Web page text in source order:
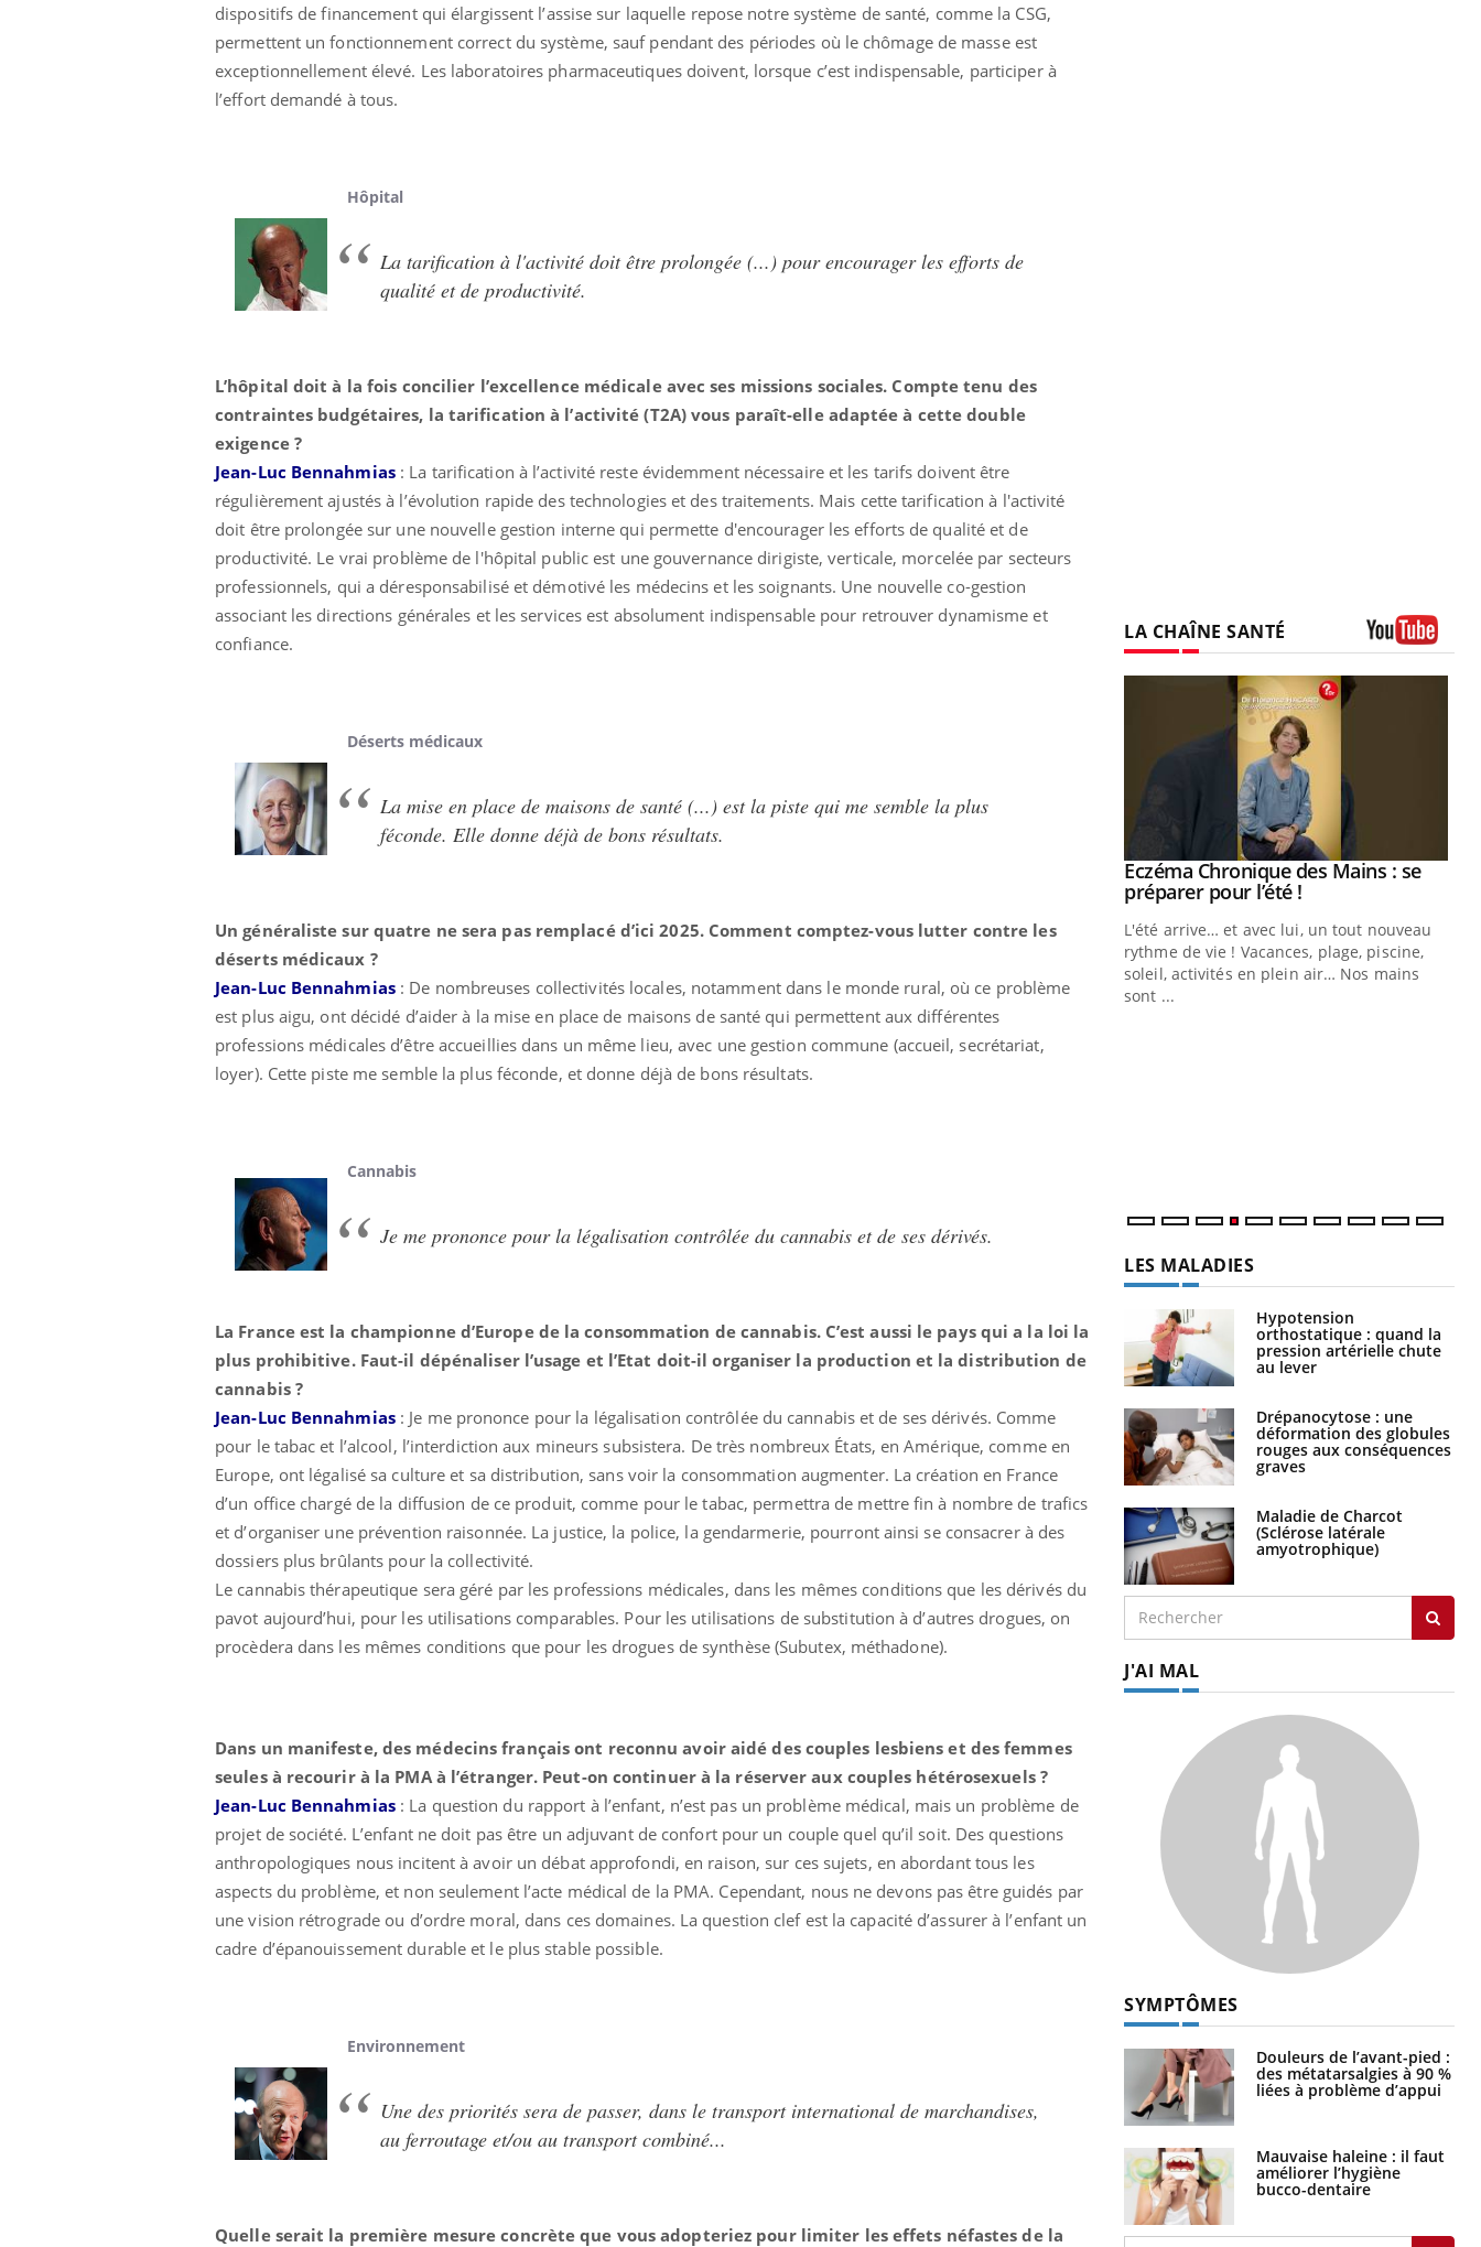
dispositifs de financement qui élargissent l’assise sur laquelle repose notre système de santé, comme la CSG,
permettent un fonctionnement correct du système, sauf pendant des périodes où le chômage de masse est
exceptionnellement élevé. Les laboratoires pharmaceutiques doivent, lorsque c’est indispensable, participer à
l’effort demandé à tous.
Hôpital
La tarification à l'activité doit être prolongée (...) pour encourager les efforts de
qualité et de productivité.
L’hôpital doit à la fois concilier l’excellence médicale avec ses missions sociales. Compte tenu des
contraintes budgétaires, la tarification à l’activité (T2A) vous paraît-elle adaptée à cette double
exigence ?
Jean-Luc Bennahmias: La tarification à l’activité reste évidemment nécessaire et les tarifs doivent être
régulièrement ajustés à l’évolution rapide des technologies et des traitements. Mais cette tarification à l'activité
doit être prolongée sur une nouvelle gestion interne qui permette d'encourager les efforts de qualité et de
productivité. Le vrai problème de l'hôpital public est une gouvernance dirigiste, verticale, morcelée par secteurs
professionnels, qui a déresponsabilisé et démotivé les médecins et les soignants. Une nouvelle co-gestion
associant les directions générales et les services est absolument indispensable pour retrouver dynamisme et
confiance.
Déserts médicaux
La mise en place de maisons de santé (...) est la piste qui me semble la plus
féconde. Elle donne déjà de bons résultats.
Un généraliste sur quatre ne sera pas remplacé d’ici 2025. Comment comptez-vous lutter contre les
déserts médicaux ?
Jean-Luc Bennahmias: De nombreuses collectivités locales, notamment dans le monde rural, où ce problème
est plus aigu, ont décidé d’aider à la mise en place de maisons de santé qui permettent aux différentes
professions médicales d’être accueillies dans un même lieu, avec une gestion commune (accueil, secrétariat,
loyer). Cette piste me semble la plus féconde, et donne déjà de bons résultats.
Cannabis
Je me prononce pour la légalisation contrôlée du cannabis et de ses dérivés.
La France est la championne d’Europe de la consommation de cannabis. C’est aussi le pays qui a la loi la
plus prohibitive. Faut-il dépénaliser l’usage et l’Etat doit-il organiser la production et la distribution de
cannabis ?
Jean-Luc Bennahmias : Je me prononce pour la légalisation contrôlée du cannabis et de ses dérivés. Comme
pour le tabac et l’alcool, l’interdiction aux mineurs subsistera. De très nombreux États, en Amérique, comme en
Europe, ont légalisé sa culture et sa distribution, sans voir la consommation augmenter. La création en France
d’un office chargé de la diffusion de ce produit, comme pour le tabac, permettra de mettre fin à nombre de trafics
et d’organiser une prévention raisonnée. La justice, la police, la gendarmerie, pourront ainsi se consacrer à des
dossiers plus brûlants pour la collectivité.
Le cannabis thérapeutique sera géré par les professions médicales, dans les mêmes conditions que les dérivés du
pavot aujourd’hui, pour les utilisations comparables. Pour les utilisations de substitution à d’autres drogues, on
procèdera dans les mêmes conditions que pour les drogues de synthèse (Subutex, méthadone).
Dans un manifeste, des médecins français ont reconnu avoir aidé des couples lesbiens et des femmes
seules à recourir à la PMA à l’étranger. Peut-on continuer à la réserver aux couples hétérosexuels ?
Jean-Luc Bennahmias: La question du rapport à l’enfant, n’est pas un problème médical, mais un problème de
projet de société. L’enfant ne doit pas être un adjuvant de confort pour un couple quel qu’il soit. Des questions
anthropologiques nous incitent à avoir un débat approfondi, en raison, sur ces sujets, en abordant tous les
aspects du problème, et non seulement l’acte médical de la PMA. Cependant, nous ne devons pas être guidés par
une vision rétrograde ou d’ordre moral, dans ces domaines. La question clef est la capacité d’assurer à l’enfant un
cadre d’épanouissement durable et le plus stable possible.
Environnement
Une des priorités sera de passer, dans le transport international de marchandises,
au ferroutage et/ou au transport combiné...
Quelle serait la première mesure concrète que vous adopteriez pour limiter les effets néfastes de la
LA CHAÎNE SANTÉ
Il y a des sujets qui sont faciles à aborder...
d'autres non ! D'un côté, poser des
prévenir
même alopécie… Les symptômes de la
carence en fer sont multiples ce qui la rend
En 2026, l'insuline dans le diabète de type 2
Youtube
Eczéma Chronique des Mains : se
préparer pour l’été !Youtube
L'été arrive… et avec lui, un tout nouveau
rythme de vie ! Vacances, plage, piscine,
soleil, activités en plein air… Nos mains
sont ...
LES MALADIES
Hypotension
orthostatique : quand la
pression artérielle chute
au lever
Drépanocytose : une
déformation des globules
rouges aux conséquences
graves
Maladie de Charcot
(Sclérose latérale
amyotrophique)
J'AI MAL
SYMPTÔMES
Douleurs de l’avant-pied :
des métatarsalgies à 90 %
liées à problème d’appui
Mauvaise haleine : il faut
améliorer l’hygiène
bucco-dentaire